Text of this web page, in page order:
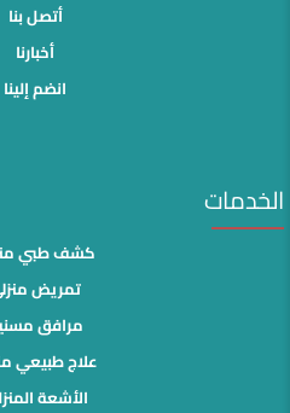
أتصل بنا
أخبارنا
انضم إلينا
الخدمات
كشف طبي
تمريض
مرافق
علاج طبيعي
الأشعة